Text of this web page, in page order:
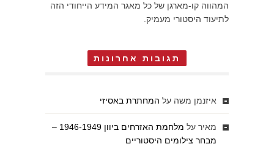
המהווה קו-מארגן של כל מאגר המידע הייחודי הזה
לתיעוד היסטורי מעמיק.
תגובות אחרונות
איזנמן משה על המחתרת באסיזי
מאיר על
מלחמת האזרחים ביוון 1946-1949 –
מבחר צילומים היסטוריים